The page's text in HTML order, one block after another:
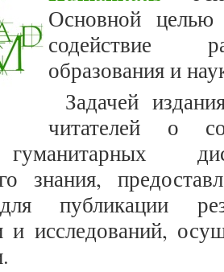
Основной целью
содействие
образования и
Задачей
читателей о
знания,
публикации
и исследований,